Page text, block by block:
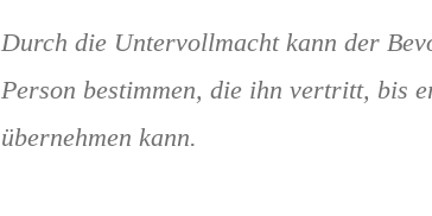
Durch die Untervollmacht kann der
Person bestimmen, die ihn vertritt, bis
übernehmen kann.